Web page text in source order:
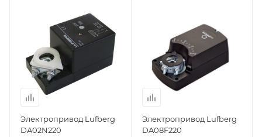
Электропривод Lufberg
DA02N220
Электропривод Lufberg
DA08F220